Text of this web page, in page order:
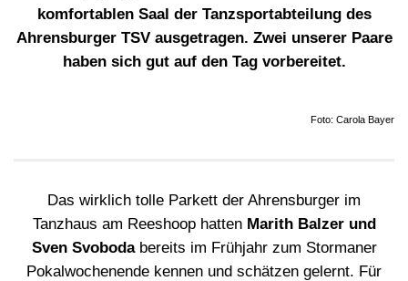
komfortablen Saal der Tanzsportabteilung des
Ahrensburger TSV ausgetragen. Zwei unserer Paare
haben sich gut auf den Tag vorbereitet.
Foto: Carola Bayer
Das wirklich tolle Parkett der Ahrensburger im
Tanzhaus am Reeshoop hatten Marith Balzer und
Sven Svoboda bereits im Frühjahr zum Stormaner
Pokalwochenende kennen und schätzen gelernt. Für